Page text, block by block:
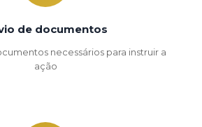
de documentos
necessários para instruir a
ação